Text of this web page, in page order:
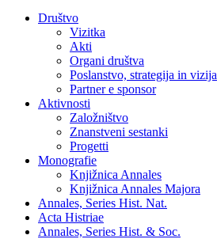
Društvo
Vizitka
Akti
Organi društva
Poslanstvo, strategija in vizija
Partner e sponsor
Aktivnosti
Založništvo
Znanstveni sestanki
Progetti
Monografie
Knjižnica Annales
Knjižnica Annales Majora
Annales, Series Hist. Nat.
Acta Histriae
Annales, Series Hist. & Soc.